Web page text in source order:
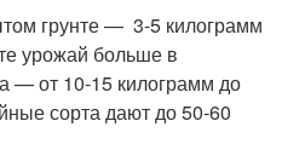
грунте — 3-5 килограмм
урожай больше в
— от 10-15 килограмм до
сорта дают до 50-60